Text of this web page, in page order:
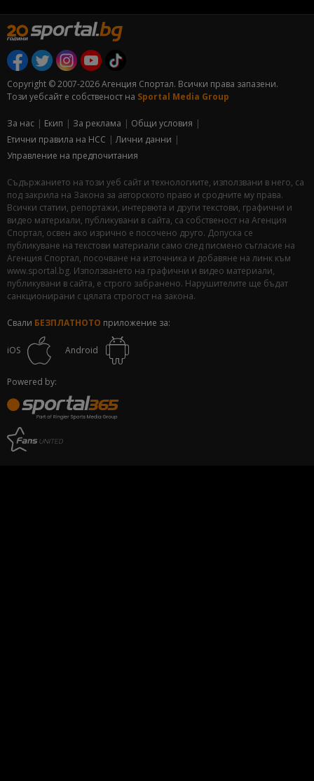
Copyright © 2007-2026 Агенция Спортал. Всички права запазени.
Този уебсайт е собственост на Sportal Media Group
За нас Екип За рекламa
Общи условия
Етични правила на НСС
Лични данни
Управление на предпочитания
Съдържанието на този уеб сайт и технологиите, използвани в него, са
под закрила на Закона за авторското право и сродните му права.
Всички статии, репортажи, интервюта и други текстови, графични и
видео материали, публикувани в сайта, са собственост на Агенция
Спортал, освен ако изрично е посочено друго. Допуска се
публикуване на текстови материали само след писмено съгласие на
Агенция Спортал, посочване на източника и добавяне на линк към
www.sportal.bg. Използването на графични и видео материали,
публикувани в сайта, е строго забранено. Нарушителите ще бъдат
санкционирани с цялата строгост на закона.
Свали БЕЗПЛАТНОТО приложение за:
iOS Android
Powered by: